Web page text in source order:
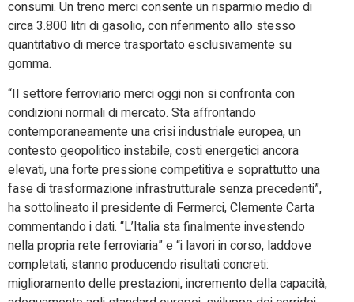
consumi. Un treno merci consente un risparmio medio di
circa 3.800 litri di gasolio, con riferimento allo stesso
quantitativo di merce trasportato esclusivamente su
gomma.
“Il settore ferroviario merci oggi non si confronta con
condizioni normali di mercato. Sta affrontando
contemporaneamente una crisi industriale europea, un
contesto geopolitico instabile, costi energetici ancora
elevati, una forte pressione competitiva e soprattutto una
fase di trasformazione infrastrutturale senza precedenti”,
ha sottolineato il presidente di Fermerci, Clemente Carta
commentando i dati. “L’Italia sta finalmente investendo
nella propria rete ferroviaria” e “i lavori in corso, laddove
completati, stanno producendo risultati concreti:
miglioramento delle prestazioni, incremento della capacità,